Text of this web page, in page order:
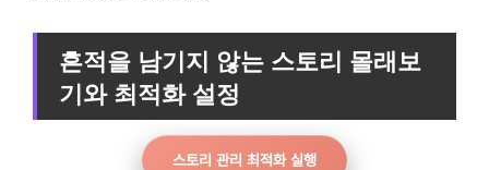
흔적을 남기지 않는 스토리 몰래보
기와 최적화 설정
스토리 관리 최적화 실행